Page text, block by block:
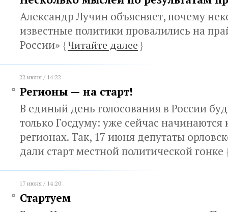
Александр Лучин объясняет, почему
известные политики провалились на
России» {Читайте далее}
22 июня / 14:22
Регионы — на старт!
В единый день голосования в России
только Госдуму: уже сейчас
регионах. Так, 17 июня депутаты
дали старт местной политической гонке
17 июня / 14:20
Стартуем